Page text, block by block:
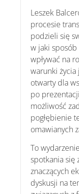
Leszek
procesie
podzieli się
w jaki
wpływać na
warunki życia
otwarty dla
po
możliwość
pogłębienie
omawianych
To
spotkania się
znaczących
dyskusji na